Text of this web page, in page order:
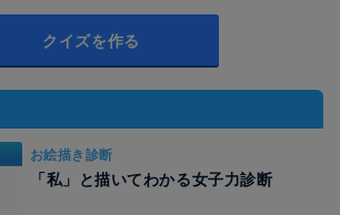
クイズを作る
お絵描き診断
「私」と描いてわかる女子力診断